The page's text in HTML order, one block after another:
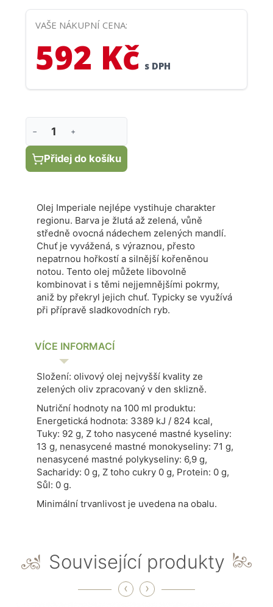
výraznou, přesto nepatrnou hořkostí a silnější
kořeněnou notou. Tento olej můžete libovolně
kombinovat i s těmi nejjemnějšími pokrmy, aniž by
překryl jejich chuť. Typicky se využívá při přípravě
sladkovodních ryb.
VAŠE NÁKUPNÍ CENA:
592 Kč s DPH
− +
Přidej do košíku
Olej Imperiale nejlépe vystihuje charakter
regionu. Barva je žlutá až zelená, vůně
středně ovocná nádechem zelených mandlí.
Chuť je vyvážená, s výraznou, přesto
nepatrnou hořkostí a silnější kořeněnou
notou. Tento olej můžete libovolně
kombinovat i s těmi nejjemnějšími pokrmy,
aniž by překryl jejich chuť. Typicky se využívá
při přípravě sladkovodních ryb.
VÍCE INFORMACÍ
Složení: olivový olej nejvyšší kvality ze
zelených oliv zpracovaný v den sklizně.
Nutriční hodnoty na 100 ml produktu:
Energetická hodnota: 3389 kJ / 824 kcal,
Tuky: 92 g, Z toho nasycené mastné kyseliny:
13 g, nenasycené mastné monokyseliny: 71 g,
nenasycené mastné polykyseliny: 6,9 g,
Sacharidy: 0 g, Z toho cukry 0 g, Protein: 0 g,
Sůl: 0 g.
Minimální trvanlivost je uvedena na obalu.
Související produkty
‹ ›